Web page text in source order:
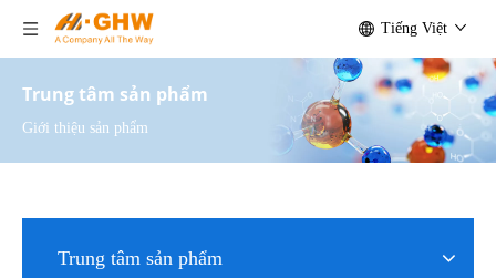
Tiếng Việt
Trung tâm sản phẩm
Giới thiệu sản phẩm
Trung tâm sản phẩm